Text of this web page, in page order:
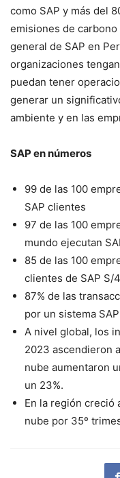
como SAP y más del
emisiones de
general de SAP en
organizaciones
puedan tener
generar un
ambiente y en las
SAP en números
99 de las 100
SAP clientes
97 de las 100
mundo ejecutan
85 de las 100
clientes de SAP S/
87% de las
por un sistema SAP
A nivel global, los
2023 ascendieron
nube aumentaron
un 23%.
En la región creció
nube por 35º